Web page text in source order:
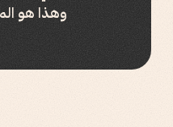
وهذا هو